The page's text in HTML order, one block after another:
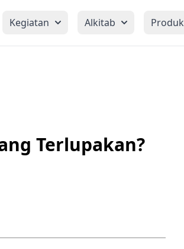
Kegiatan Alkitab Produk
Terlupakan?